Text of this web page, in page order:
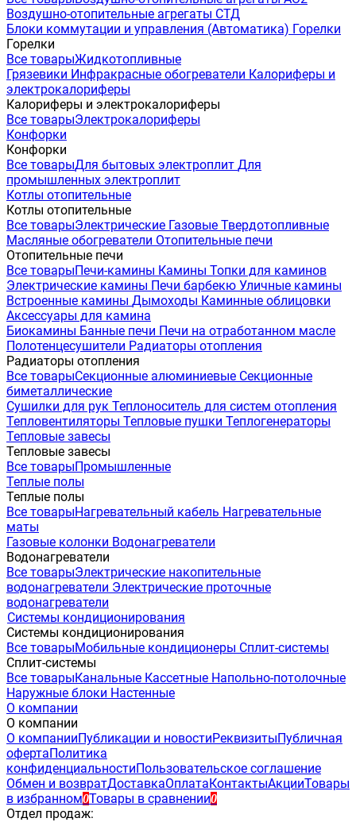
Воздушно-отопительные агрегаты СТД
Блоки коммутации и управления (Автоматика) Горелки
Горелки
Все товарыЖидкотопливные
Грязевики Инфракрасные обогреватели Калориферы и
электрокалориферы
Калориферы и электрокалориферы
Все товарыЭлектрокалориферы
Конфорки
Конфорки
Все товарыДля бытовых электроплит Для
промышленных электроплит
Котлы отопительные
Котлы отопительные
Все товарыЭлектрические Газовые Твердотопливные
Масляные обогреватели Отопительные печи
Отопительные печи
Все товарыПечи-камины Камины Топки для каминов
Электрические камины Печи барбекю Уличные камины
Встроенные камины Дымоходы Каминные облицовки
Аксессуары для камина
Биокамины Банные печи Печи на отработанном масле
Полотенцесушители Радиаторы отопления
Радиаторы отопления
Все товарыСекционные алюминиевые Секционные
биметаллические
Сушилки для рук Теплоноситель для систем отопления
Тепловентиляторы Тепловые пушки Теплогенераторы
Тепловые завесы
Тепловые завесы
Все товарыПромышленные
Теплые полы
Теплые полы
Все товарыНагревательный кабель Нагревательные
маты
Газовые колонки Водонагреватели
Водонагреватели
Все товарыЭлектрические накопительные
водонагреватели Электрические проточные
водонагреватели
Системы кондиционирования
Системы кондиционирования
Все товарыМобильные кондиционеры Сплит-системы
Сплит-системы
Все товарыКанальные Кассетные Напольно-потолочные
Наружные блоки Настенные
О компании
О компании
О компанииПубликации и новостиРеквизитыПубличная
офертаПолитика
конфиденциальностиПользовательское соглашение
Обмен и возвратДоставкаОплатаКонтактыАкцииТовары
в избранном0Товары в сравнении0
Отдел продаж: